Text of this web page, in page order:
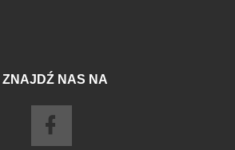
sklep@ostry-sklep.pl
ZNAJDŹ NAS NA